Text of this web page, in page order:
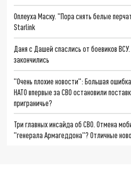
Оплеуха Маску. "Пора снять белые
Starlink
Даня с Дашей спаслись от боевиков
закончились
"Очень плохие новости": Большая
НАТО впервые за СВО остановили
приграничье?
Три главных инсайда об СВО. Отмена
"генерала Армагеддона"? Отличные